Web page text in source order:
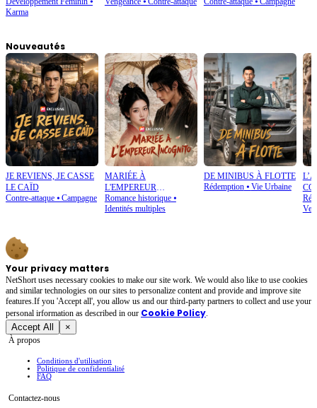
Karma
PUISSANCE ABSOLUE
Nouveautés
JE REVIENS, JE CASSE
LE CAÏD
Contre-attaque ⦁ Campagne
MARIÉE À
L'EMPEREUR
INCOGNITO
Romance historique⦁
Identités multiples
DE MINIBUS À FLOTTE
Rédemption⦁ Vie Urbaine
Your privacy matters
NetShort uses necessary cookies to make our site work. We would also like to use cookies
and similar technologies on our sites to personalize content and provide and improve site
features.If you 'Accept all', you allow us and our third-party partners to collect and use your
personal irformation as described in our Cookie Policy.
Accept All ×
À propos
Conditions d'utilisation
Politique de confidentialité
FAQ
Contactez-nous